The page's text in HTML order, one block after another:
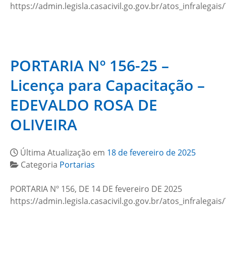
https://admin.legisla.casacivil.go.gov.br/
PORTARIA Nº 156-25 –
Licença para Capacitação –
EDEVALDO ROSA DE
OLIVEIRA
Última Atualização em 18 de fevereiro de 2025
Categoria Portarias
PORTARIA Nº 156, DE 14 DE fevereiro DE 2025
https://admin.legisla.casacivil.go.gov.br/